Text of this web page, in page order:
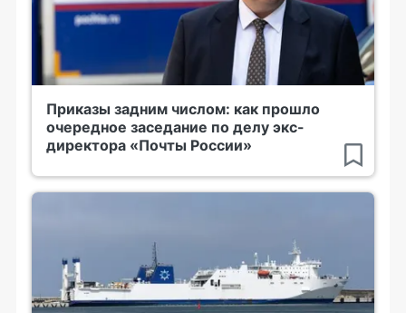
Приказы задним числом: как прошло
очередное заседание по делу экс-
директора «Почты России»